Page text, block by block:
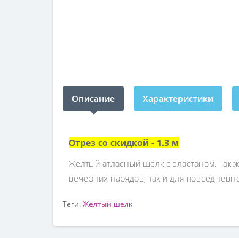
Описание Характеристики
Отрез со скидкой - 1.3 м
Желтый атласный шелк с эластаном. Так
вечерних нарядов, так и для
Теги:Желтый шелк